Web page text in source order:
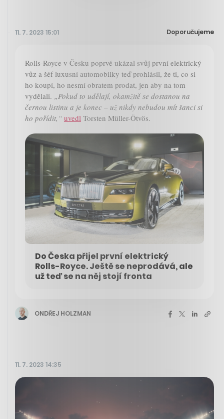
11. 7. 2023 15:01 Doporučujeme
Rolls-Royce v Česku poprvé ukázal svůj první elektrický
vůz a šéf luxusní automobilky teď prohlásil, že ti, co si
ho koupí, ho nesmí obratem prodat, jen aby na tom
vydělali. „Pokud to udělají, okamžitě se dostanou na
černou listinu a je konec – už nikdy nebudou mít šanci si
ho pořídit,“ uvedl Torsten Müller-Ötvös.
Do Česka přijel první elektrický
Rolls-Royce. Ještě se neprodává, ale
už teď se na něj stojí fronta
ONDŘEJ HOLZMAN
11. 7. 2023 14:35